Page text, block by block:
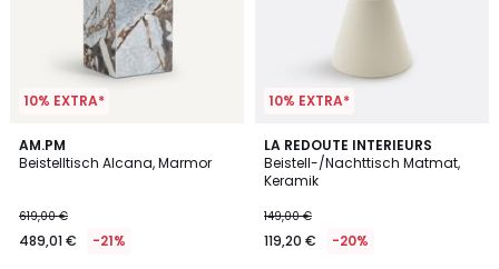
10% EXTRA*
AM.PM
Beistelltisch Alcana, Marmor
619,00 €
489,01 € -21%
5
/
10% EXTRA*
LA REDOUTE INTERIEURS
Beistell-/Nachttisch Matmat,
Keramik
149,00 €
119,20 € -20%
5
/
5